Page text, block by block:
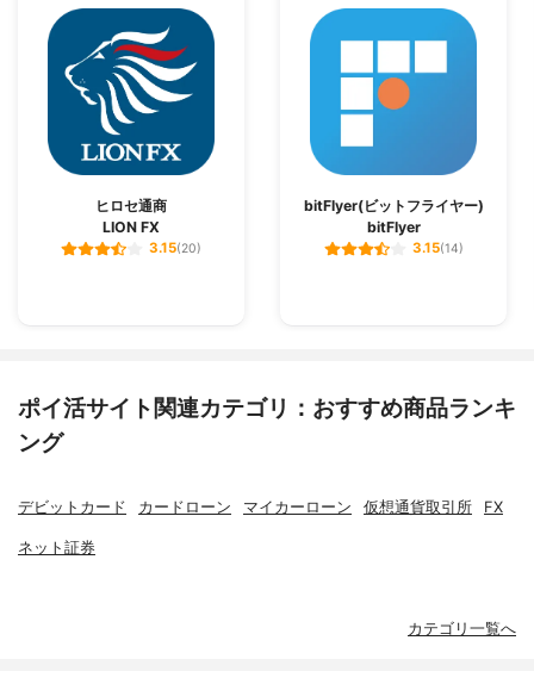
ヒロセ通商
LION FX
3.15(20)
bitFlyer(ビットフライヤー)
bitFlyer
3.15(14)
ポイ活サイト関連カテゴリ：おすすめ商品ランキ
ング
デビットカード カードローン マイカーローン 仮想通貨取引所 FX
ネット証券
カテゴリ一覧へ